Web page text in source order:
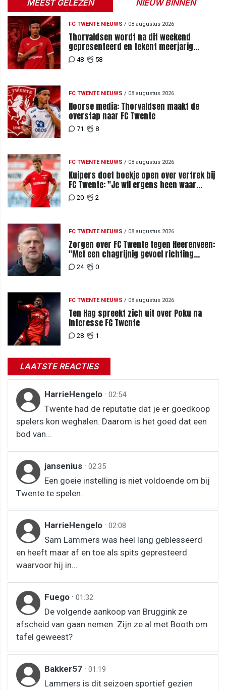
MEEST GELEZEN NIEUW BINNEN
FC TWENTE NIEUWS / 08 augustus 2026
Thorvaldsen wordt na dit weekend
gepresenteerd en tekent meerjarig
contract bij FC Twente
48 58
FC TWENTE NIEUWS / 08 augustus 2026
Noorse media: Thorvaldsen maakt de
overstap naar FC Twente
71 8
FC TWENTE NIEUWS / 08 augustus 2026
Kuipers doet boekje open over vertrek bij
FC Twente: "Je wil ergens heen waar
mensen je waarderen"
20 2
FC TWENTE NIEUWS / 08 augustus 2026
Zorgen over FC Twente tegen Heerenveen:
"Met een chagrijnig gevoel richting
Slowakije"
24 0
FC TWENTE NIEUWS / 08 augustus 2026
Ten Hag spreekt zich uit over Poku na
interesse FC Twente
28 1
LAATSTE REACTIES
HarrieHengelo · 02:54
Twente had de reputatie dat je er goedkoop
spelers kon weghalen. Daarom is het goed dat een
bod van...
jansenius · 02:35
Een goeie instelling is niet voldoende om bij
Twente te spelen.
HarrieHengelo · 02:08
Sam Lammers was heel lang geblesseerd
en heeft maar af en toe als spits gepresteerd
waarvoor hij in...
Fuego · 01:32
De volgende aankoop van Bruggink ze
afscheid van gaan nemen. Zijn ze al met Booth om
tafel geweest?
Bakker57 · 01:19
Lammers is dit seizoen sportief gezien